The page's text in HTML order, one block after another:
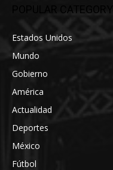
POPULAR CATEGORY
Estados Unidos
Mundo
Gobierno
América
Actualidad
Deportes
México
Fútbol